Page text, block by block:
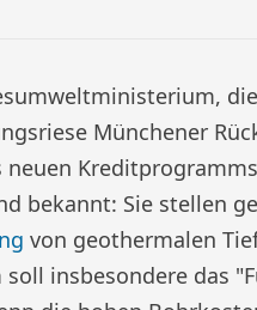
Münchener
neuen
bekannt: Sie stellen
von geothermalen
soll insbesondere das